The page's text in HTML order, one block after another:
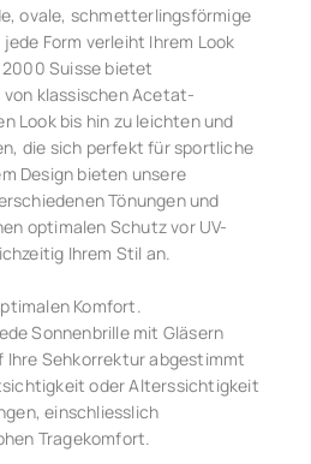
ovale, schmetterlingsförmige
Form verleiht Ihrem Look
Suisse bietet
klassischen Acetat-
Look bis hin zu leichten und
die sich perfekt für sportliche
Design bieten unsere
Tönungen und
optimalen Schutz vor UV-
Ihrem Stil an.
Komfort.
Sonnenbrille mit Gläsern
Sehkorrektur abgestimmt
oder Alterssichtigkeit
einschliesslich
Tragekomfort.